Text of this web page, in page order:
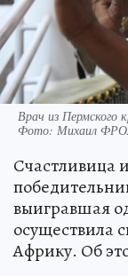
Врач из Пермского
Фото: Михаил
Счастливица
выигравшая
осуществила
Африку. Об